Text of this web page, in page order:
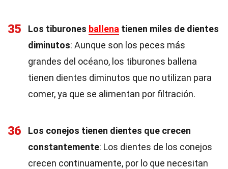
35 Los tiburones ballena tienen miles de dientes
diminutos: Aunque son los peces más
grandes del océano, los tiburones ballena
tienen dientes diminutos que no utilizan para
comer, ya que se alimentan por filtración.
36
Los conejos tienen dientes que crecen
constantemente: Los dientes de los conejos
crecen continuamente, por lo que necesitan